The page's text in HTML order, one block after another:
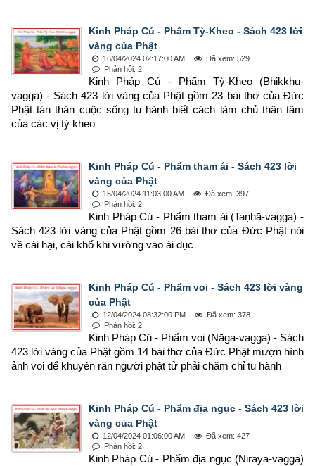
Kinh Pháp Cú - Phẩm Tỳ-Kheo - Sách 423 lời
vàng của Phật
16/04/2024 02:17:00 AM
Đã xem: 529
Phản hồi: 2
Kinh Pháp Cú - Phẩm Tỳ-Kheo (Bhikkhu-
vagga) - Sách 423 lời vàng của Phật gồm 23 bài thơ của Đức
Phật tán thán cuộc sống tu hành biết cách làm chủ thân tâm
của các vị tỳ kheo
Kinh Pháp Cú - Phẩm tham ái - Sách 423 lời
vàng của Phật
15/04/2024 11:03:00 AM
Đã xem: 397
Phản hồi: 2
Kinh Pháp Cú - Phẩm tham ái (Taṇhā-vagga) -
Sách 423 lời vàng của Phật gồm 26 bài thơ của Đức Phật nói
về cái hại, cái khổ khi vướng vào ái dục
Kinh Pháp Cú - Phẩm voi - Sách 423 lời vàng
của Phật
12/04/2024 08:32:00 PM
Đã xem: 378
Phản hồi: 2
Kinh Pháp Cú - Phẩm voi (Nāga-vagga) - Sách
423 lời vàng của Phật gồm 14 bài thơ của Đức Phật mượn hình
ảnh voi để khuyên răn người phật tử phải chăm chỉ tu hành
Kinh Pháp Cú - Phẩm địa ngục - Sách 423 lời
vàng của Phật
12/04/2024 01:06:00 AM
Đã xem: 427
Phản hồi: 2
Kinh Pháp Cú - Phẩm địa ngục (Niraya-vagga)